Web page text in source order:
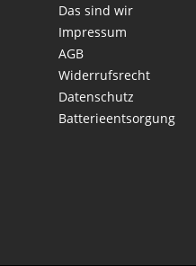
Das sind wir
Impressum
AGB
Widerrufsrecht
Datenschutz
Batterieentsorgung